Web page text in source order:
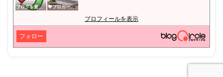
ブログを更新したらここで報告 💙ブロガー応援&更新報告♪💙
プロフィールを表示
フォロー